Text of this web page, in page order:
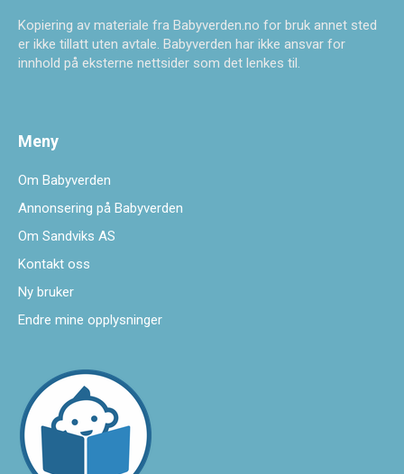
Kopiering av materiale fra Babyverden.no for bruk annet sted
er ikke tillatt uten avtale. Babyverden har ikke ansvar for
innhold på eksterne nettsider som det lenkes til.
Meny
Om Babyverden
Annonsering på Babyverden
Om Sandviks AS
Kontakt oss
Ny bruker
Endre mine opplysninger